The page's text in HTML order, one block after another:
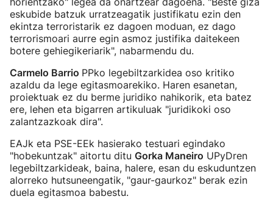
eskubide batzuk urratzeagatik justifikatu ezin den
ekintza terroristarik ez dagoen moduan, ez dago
terrorismoari aurre egin asmoz justifika daitekeen
botere gehiegikeriarik", nabarmendu du.
Carmelo Barrio PPko legebiltzarkidea oso kritiko
azaldu da lege egitasmoarekiko. Haren esanetan,
proiektuak ez du berme juridiko nahikorik, eta batez
ere, lehen eta bigarren artikuluak "juridikoki oso
zalantzazkoak dira".
EAJk eta PSE-EEk hasierako testuari egindako
"hobekuntzak" aitortu ditu Gorka Maneiro UPyDren
legebiltzarkideak, baina, halere, esan du eskuduntzen
alorreko hutsuneengatik, "gaur-gaurkoz" berak ezin
duela egitasmoa babestu.